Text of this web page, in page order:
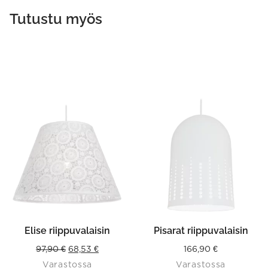
Tutustu myös
Elise riippuvalaisin
97,90€ Original
price
68,53 €Current
Varastossa
Pisarat riippuvalaisin
166,90 €
Varastossa